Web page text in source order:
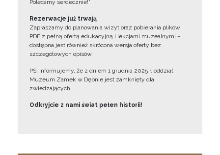
Polecamy serdecznie!”
Rezerwacje już trwają
Zapraszamy do planowania wizyt oraz pobierania plików
PDF z pełną ofertą edukacyjną i lekcjami muzealnymi –
dostępna jest również skrócona wersja oferty bez
szczegółowych opisów.
PS. Informujemy, że z dniem 1 grudnia 2025 r. oddział
Muzeum Zamek w Dębnie jest zamknięty dla
zwiedzających.
Odkryjcie z nami świat pełen historii!